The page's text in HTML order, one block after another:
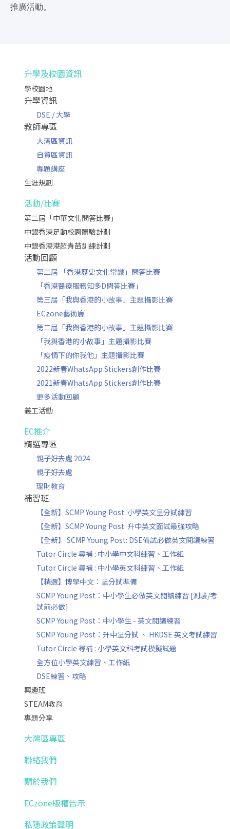
推廣活動。
升學及校園資訊
學校園地
升學資訊
DSE / 大學
教師專區
大灣區資訊
自貿區資訊
專題講座
生涯規劃
活動/比賽
第二屆「中華文化問答比賽」
中銀香港足動校園體驗計劃
中銀香港港超青苗訓練計劃
活動回顧
第二屆 「香港歷史文化常識」問答比賽
「香港醫療服務知多D問答比賽」
第三屆「我與香港的小故事」主題攝影比賽
ECzone藝術廊
第二屆「我與香港的小故事」主題攝影比賽
「我與香港的小故事」主題攝影比賽
「疫情下的你我他」主題攝影比賽
2022新春WhatsApp Stickers創作比賽
2021新春WhatsApp Stickers創作比賽
更多活動回顧
義工活動
EC推介
精選專區
親子好去處 2024
親子好去處
理財教育
補習班
【全新】SCMP Young Post: 小學英文呈分試練習
【全新】SCMP Young Post: 升中英文面試最強攻略
【全新】 SCMP Young Post: DSE備試必做英文閱讀練習
Tutor Circle 尋補 : 中小學中文科練習、工作紙
Tutor Circle 尋補 : 中小學英文科練習、工作紙
【精選】博學中文：呈分試準備
SCMP Young Post：中小學生必做英文閱讀練習 [測驗/考
試前必做]
SCMP Young Post：中小學生 - 英文閱讀練習
SCMP Young Post：升中呈分試 、 HKDSE 英文考試練習
Tutor Circle 尋補 : 小學英文科考試模擬試題
全方位小學英文練習、工作紙
DSE練習、攻略
興趣班
STEAM教育
專題分享
大灣區專區
聯絡我們
關於我們
ECzone版權告示
私隱政策聲明